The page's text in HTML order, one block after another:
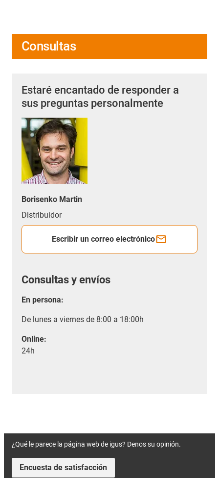
Consultas
Estaré encantado de responder a
sus preguntas personalmente
Borisenko Martin
Distribuidor
Escribir un correo electrónico
Consultas y envíos
En persona:
De lunes a viernes de 8:00 a 18:00h
Online:
24h
¿Qué le parece la página web de igus? Denos su opinión.
Encuesta de satisfacción